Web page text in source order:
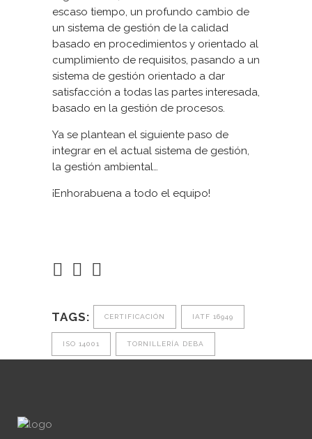
escaso tiempo, un profundo cambio de
un sistema de gestión de la calidad
basado en procedimientos y orientado al
cumplimiento de requisitos, pasando a un
sistema de gestión orientado a dar
satisfacción a todas las partes interesada,
basado en la gestión de procesos.
Ya se plantean el siguiente paso de
integrar en el actual sistema de gestión,
la gestión ambiental…
¡Enhorabuena a todo el equipo!
TAGS: CERTIFICACIÓN IATF 16949
ISO 14001 TORNILLERÍA DEBA